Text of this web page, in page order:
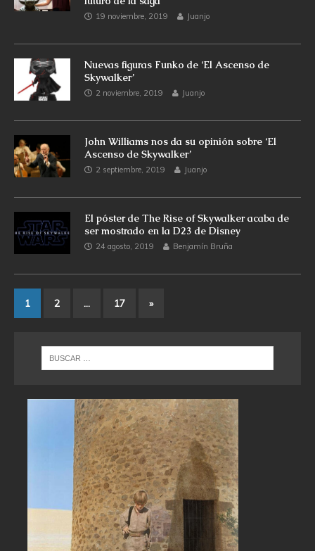
19 noviembre, 2019 Juanjo
Nuevas figuras Funko de ‘El Ascenso de
Skywalker’
2 noviembre, 2019 Juanjo
John Williams nos da su opinión sobre ‘El
Ascenso de Skywalker’
2 septiembre, 2019 Juanjo
El póster de The Rise of Skywalker acaba de
ser mostrado en la D23 de Disney
24 agosto, 2019 Benjamín Bruña
1 2 … 17 »